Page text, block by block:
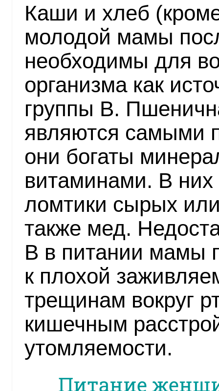
Каши и хлеб
молодой мамы
необходимы для
организма как
группы В.
являются самыми
они богаты
витаминами. В
ломтики сырых
также мед.
В в питании мамы
к плохой
трещинам вокруг
кишечным
утомляемости.
Питание